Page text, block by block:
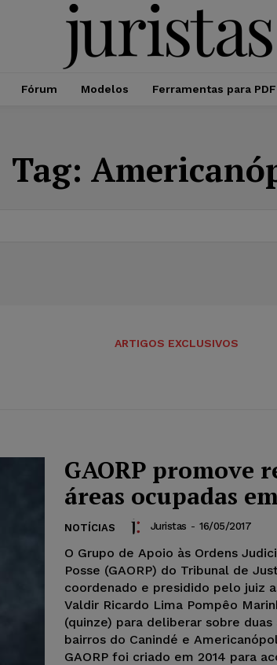
Fórum Modelos Ferramentas para PDF
Tag:
ARTIGOS EXCLUSIVOS
GAORP promove
áreas ocupadas
NOTÍCIAS Juristas - 16/05/2017
O Grupo de Apoio às Ordens
Posse (GAORP) do Tribunal de
coordenado e presidido pelo juiz
Valdir Ricardo Lima Pompêo
(quinze) para deliberar sobre duas
bairros do Canindé e
GAORP foi criado em 2014 para